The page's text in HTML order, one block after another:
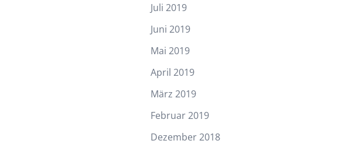
Juli 2019
Juni 2019
Mai 2019
April 2019
März 2019
Februar 2019
Dezember 2018